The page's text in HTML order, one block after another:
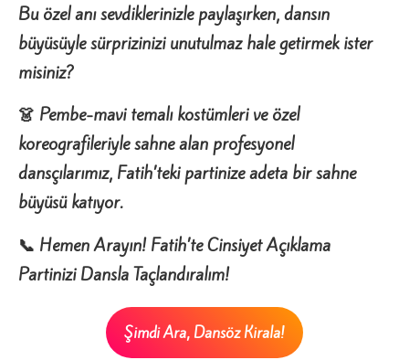
Bu özel anı sevdiklerinizle paylaşırken, dansın
büyüsüyle sürprizinizi unutulmaz hale getirmek ister
misiniz?
👗 Pembe-mavi temalı kostümleri ve özel
koreografileriyle sahne alan profesyonel
dansçılarımız, Fatih’teki partinize adeta bir sahne
büyüsü katıyor.
📞 Hemen Arayın! Fatih’te Cinsiyet Açıklama
Partinizi Dansla Taçlandıralım!
Şimdi Ara, Dansöz Kirala!